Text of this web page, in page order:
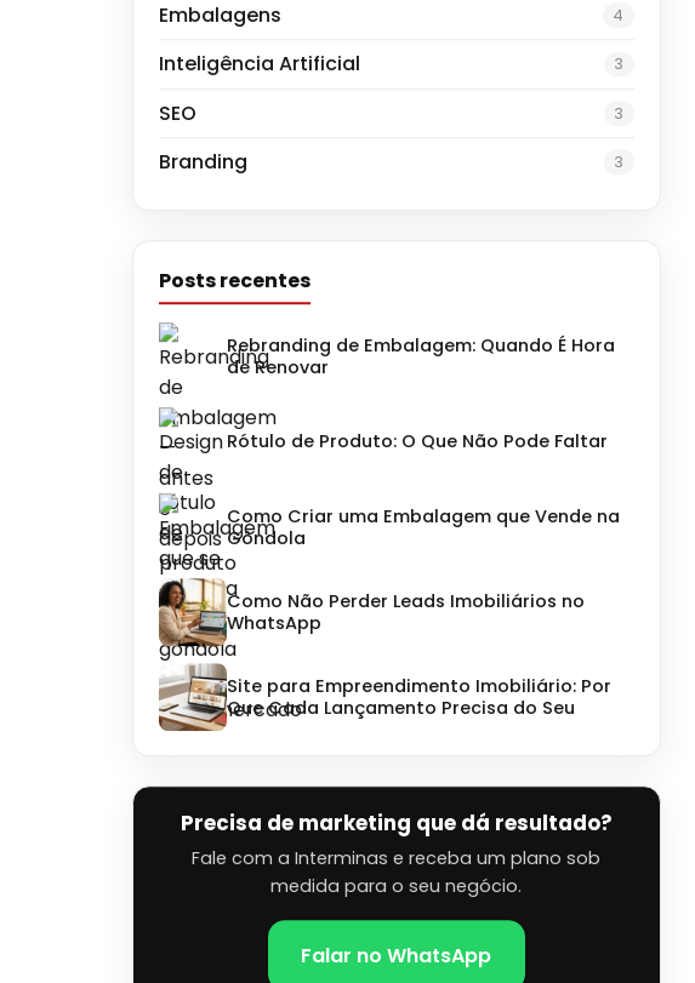
Embalagens 4
Inteligência Artificial 3
SEO 3
Branding 3
Posts recentes
Rebranding de Embalagem: Quando É Hora
de Renovar
Rótulo de Produto: O Que Não Pode Faltar
Como Criar uma Embalagem que Vende na
Gôndola
Como Não Perder Leads Imobiliários no
WhatsApp
Site para Empreendimento Imobiliário: Por
Que Cada Lançamento Precisa do Seu
Precisa de marketing que dá resultado?
Fale com a Interminas e receba um plano sob
medida para o seu negócio.
Falar no WhatsApp